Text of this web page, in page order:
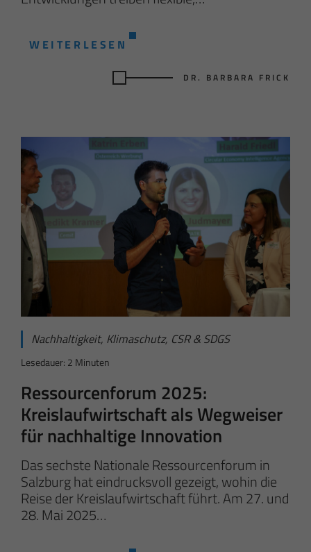
WEITERLESEN
DR. BARBARA FRICK
Nachhaltigkeit, Klimaschutz, CSR & SDGS
Lesedauer: 2 Minuten
Ressourcenforum 2025:
Kreislaufwirtschaft als Wegweiser
für nachhaltige Innovation
Das sechste Nationale Ressourcenforum in
Salzburg hat eindrucksvoll gezeigt, wohin die
Reise der Kreislaufwirtschaft führt. Am 27. und
28. Mai 2025…